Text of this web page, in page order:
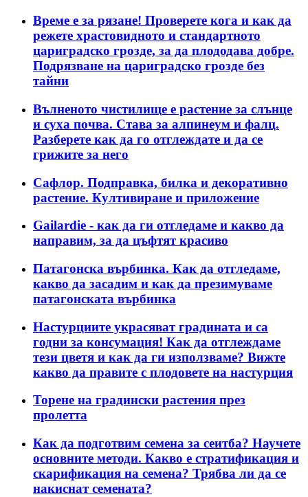
Време е за рязане! Проверете кога и как да
режете храстовидното и стандартното
цариградско грозде, за да плододава добре.
Подрязване на цариградско грозде без
тайни
Вълненото чистилище е растение за слънце
и суха почва. Става за алпинеум и фалц.
Разберете как да го отглеждате и да се
грижите за него
Сафлор. Подправка, билка и декоративно
растение. Култивиране и приложение
Gailardie - как да ги отгледаме и какво да
направим, за да цъфтят красиво
Патагонска върбинка. Как да отгледаме,
какво да засадим и как да презимуваме
патагонската върбинка
Настурциите украсяват градината и са
годни за консумация! Как да отглеждаме
тези цветя и как да ги използваме? Вижте
какво да правите с плодовете на настурция
Торене на градински растения през
пролетта
Как да подготвим семена за сеитба? Научете
основните методи. Какво е стратификация и
скарификация на семена? Трябва ли да се
накиснат семената?